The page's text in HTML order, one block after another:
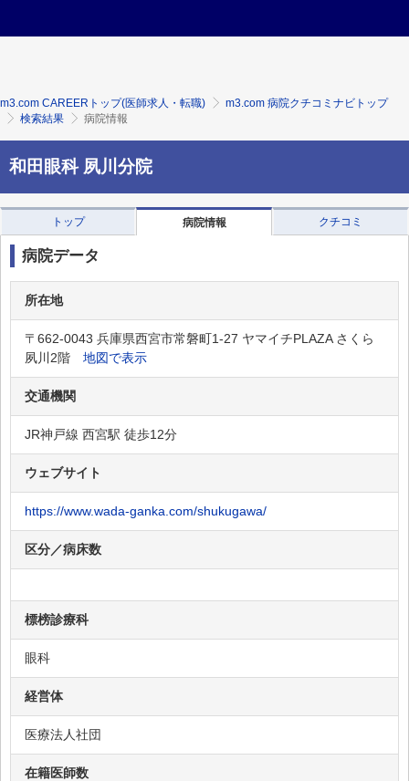
m3.com CAREERトップ(医師求人・転職)
m3.com 病院クチコミナビトップ
検索結果
病院情報
和田眼科 夙川分院
トップ 病院情報 クチコミ
病院データ
所在地
〒662-0043 兵庫県西宮市常磐町1-27 ヤマイチPLAZA さくら
夙川2階 地図で表示
交通機関
JR神戸線 西宮駅 徒歩12分
ウェブサイト
https://www.wada-ganka.com/shukugawa/
区分／病床数
標榜診療科
眼科
経営体
医療法人社団
在籍医師数